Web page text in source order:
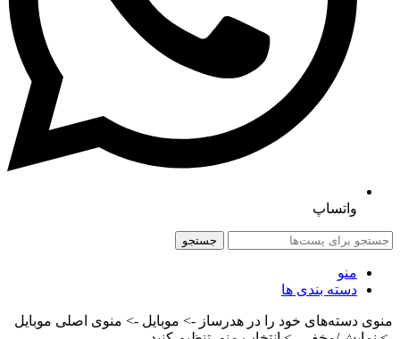
واتساپ
جستجو
منو
دسته بندی ها
منوی دسته‌های خود را در هدرساز -> موبایل -> منوی اصلی موبایل